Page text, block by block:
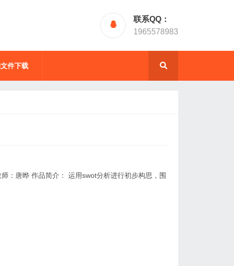
联系QQ：
1965578983
件下载
：唐晔 作品简介： 运用swot分析进行初步构思，围